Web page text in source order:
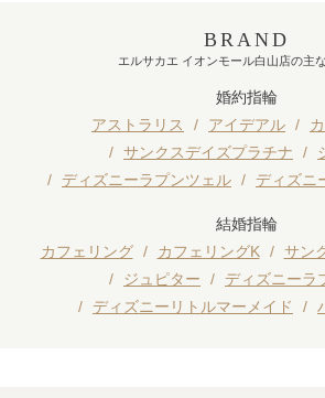
BRAND
エルサカエ イオンモール白山店の主
婚約指輪
アストラリス
アイデアル
サンクスデイズプラチナ
ディズニーラプンツェル
ディズニ
結婚指輪
カフェリング
カフェリングK
サン
ジュピター
ディズニーラ
ディズニーリトルマーメイド